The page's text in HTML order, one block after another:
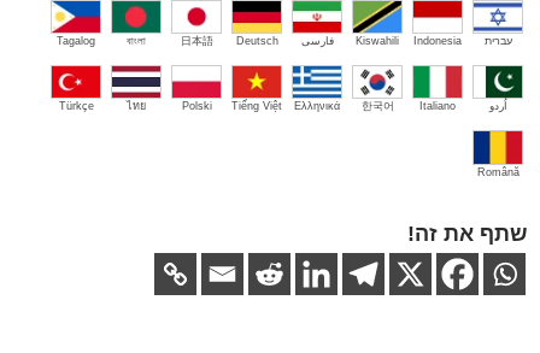
עברית Indonesia
Kiswahili فارسی Deutsch
日本語
বাংলা
Tagalog
اُردو Italiano
한국어
Ελληνικά
Tiếng Việt
Polski
ไทย
Türkçe
Română
שתף את זה!